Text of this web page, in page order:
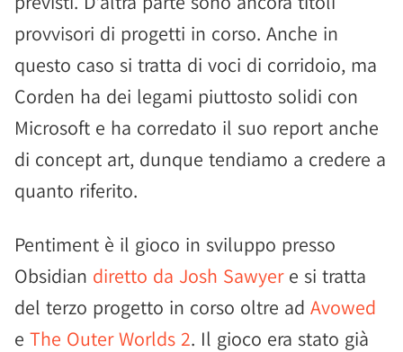
provvisori di progetti in corso. Anche in
questo caso si tratta di voci di corridoio, ma
Corden ha dei legami piuttosto solidi con
Microsoft e ha corredato il suo report anche
di concept art, dunque tendiamo a credere a
quanto riferito.
Pentiment è il gioco in sviluppo presso
Obsidian diretto da Josh Sawyere si tratta
del terzo progetto in corso oltre ad Avowed
e The Outer Worlds 2. Il gioco era stato già